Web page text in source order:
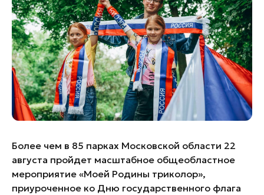
Банные комплексы
Горнолыжные клубы
Спецпроекты
Инвестиционный портал
Федоскинская фабрика
Пикник в Подмосковье
Золотое кольцо России
Войти
Инвесторам
Особо охраняемые
природные территории
Более чем в 85 парках Московской области 22
августа пройдет масштабное общеобластное
мероприятие «Моей Родины триколор»,
приуроченное ко Дню государственного флага